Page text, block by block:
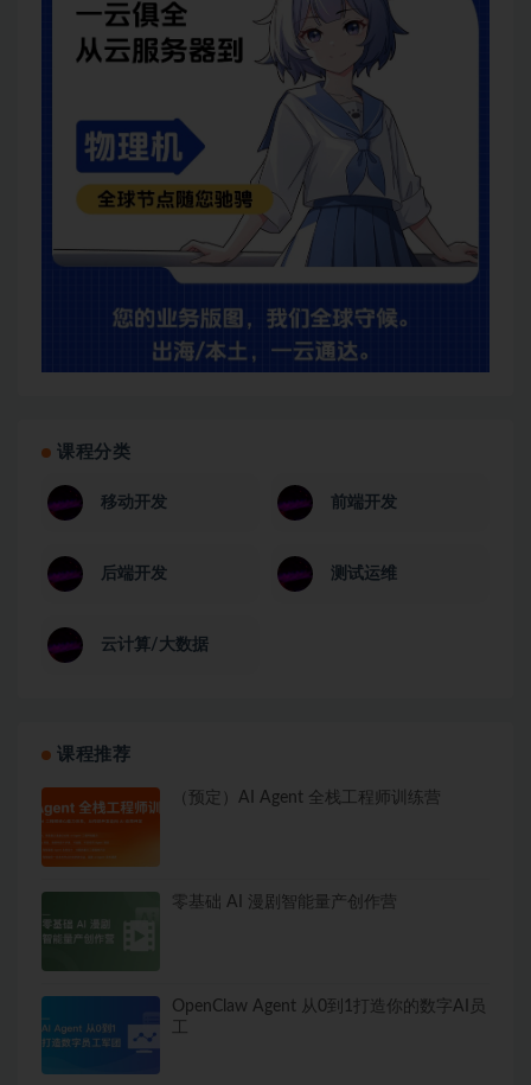
课程分类
移动开发 前端开发
后端开发 测试运维
云计算/大数据
课程推荐
（预定）AI Agent 全栈工程师训练营
零基础 AI 漫剧智能量产创作营
OpenClaw Agent 从0到1打造你的数字AI员